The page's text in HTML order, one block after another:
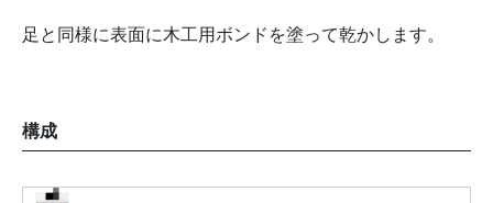
足と同様に表面に木工用ボンドを塗って乾かします。
構成